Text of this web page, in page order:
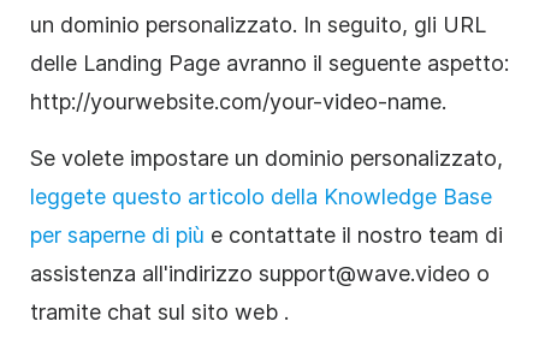
un dominio personalizzato. In seguito, gli URL
delle Landing Page avranno il seguente aspetto:
http://yourwebsite.com/your-video-name.
Se volete impostare un dominio personalizzato,
leggete questo articolo della Knowledge Base
per saperne di più e contattate il nostro team di
assistenza all'indirizzo support@wave.video o
tramite chat sul sito web .